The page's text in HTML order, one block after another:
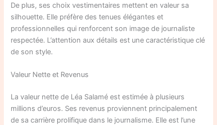
De plus, ses choix vestimentaires mettent en valeur sa
silhouette. Elle préfère des tenues élégantes et
professionnelles qui renforcent son image de journaliste
respectée. L’attention aux détails est une caractéristique clé
de son style.
Valeur Nette et Revenus
La valeur nette de Léa Salamé est estimée à plusieurs
millions d’euros. Ses revenus proviennent principalement
de sa carrière prolifique dans le journalisme. Elle est l’une